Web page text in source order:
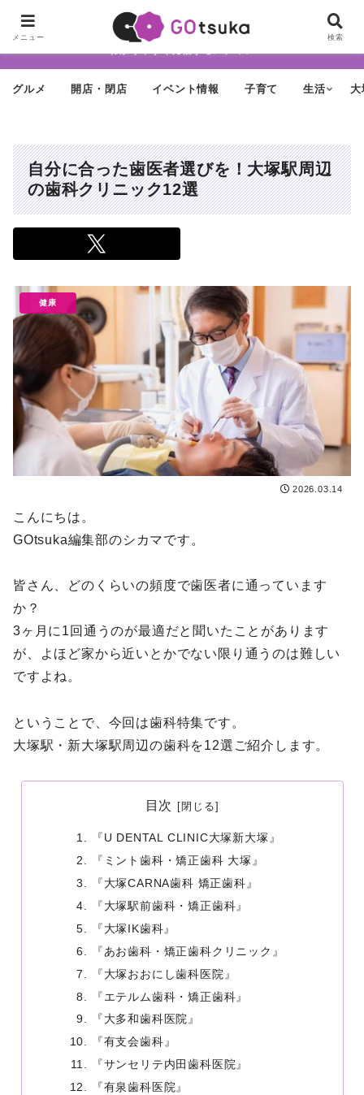
ちょっと怪しげだけど最近どんどん進化する街「大塚」の魅力を面白く・
グルメ 開店・閉店 イベント情報 子育て 生活 大
自分に合った歯医者選びを！大塚駅周辺
の歯科クリニック12選
健康
2026.03.14
こんにちは。
GOtsuka編集部のシカマです。
皆さん、どのくらいの頻度で歯医者に通っています
か？
3ヶ月に1回通うのが最適だと聞いたことがあります
が、よほど家から近いとかでない限り通うのは難しい
ですよね。
ということで、今回は歯科特集です。
大塚駅・新大塚駅周辺の歯科を12選ご紹介します。
目次
『U DENTAL CLINIC大塚新大塚』
『ミント歯科・矯正歯科 大塚』
『大塚CARNA歯科 矯正歯科』
『大塚駅前歯科・矯正歯科』
『大塚IK歯科』
『あお歯科・矯正歯科クリニック』
『大塚おおにし歯科医院』
『エテルム歯科・矯正歯科』
『大多和歯科医院』
『有支会歯科』
『サンセリテ内田歯科医院』
『有泉歯科医院』
メニュー 検索